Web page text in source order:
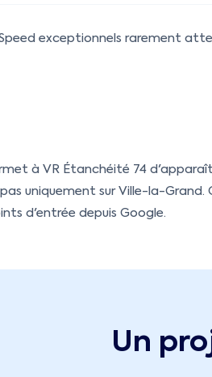
exceptionnels rarement
à VR Étanchéité 74
uniquement sur Ville-la-Grand.
d'entrée depuis Google.
Un